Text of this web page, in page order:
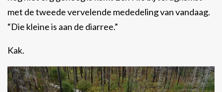
met de tweede vervelende mededeling van vandaag.
“Die kleine is aan de diarree.”
Kak.